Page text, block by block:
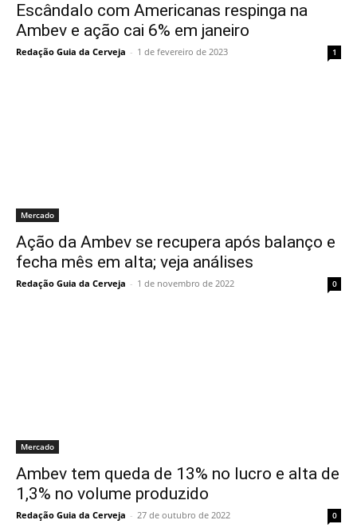
Escândalo com Americanas respinga na
Ambev e ação cai 6% em janeiro
Redação Guia da Cerveja - 1 de fevereiro de 2023 1
Mercado
Ação da Ambev se recupera após balanço e
fecha mês em alta; veja análises
Redação Guia da Cerveja - 1 de novembro de 2022 0
Mercado
Ambev tem queda de 13% no lucro e alta de
1,3% no volume produzido
Redação Guia da Cerveja - 27 de outubro de 2022 0